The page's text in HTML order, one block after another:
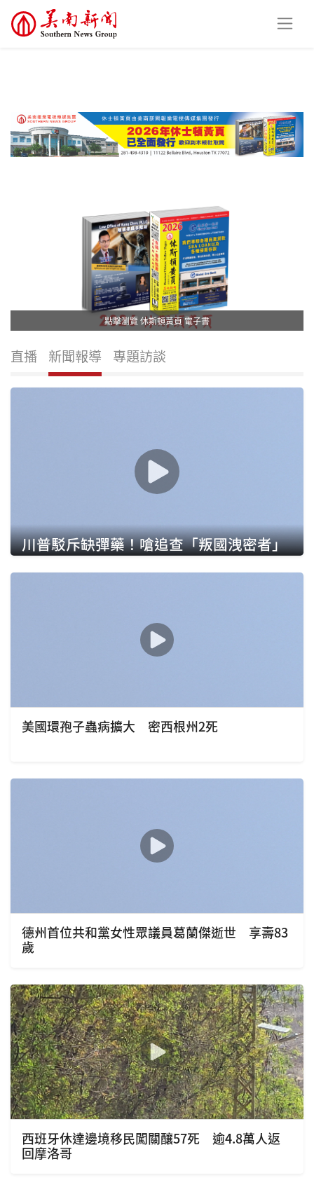
點擊瀏覽 休斯頓黃頁 電子書
直播 新聞報導 專題訪談
川普駁斥缺彈藥！嗆追查「叛國洩密者」
美國環孢子蟲病擴大 密西根州2死
德州首位共和黨女性眾議員葛蘭傑逝世 享壽83
歲
西班牙休達邊境移民闖關釀57死 逾4.8萬人返
回摩洛哥